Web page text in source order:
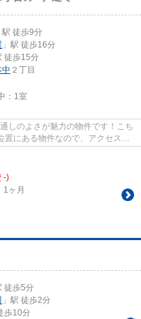
駅 徒歩9分
」駅 徒歩16分
徒歩15分
中 ２丁目
： 1室
しのよさが魅力の物件です！こち
置にある物件なので、アクセスも
-)
1ヶ月
徒歩5分
」駅 徒歩2分
歩10分